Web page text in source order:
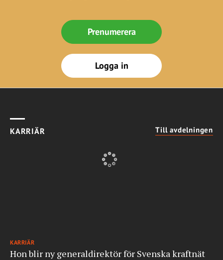
Prenumerera
Logga in
KARRIÄR Till avdelningen
KARRIÄR
Hon blir ny generaldirektör för Svenska kraftnät